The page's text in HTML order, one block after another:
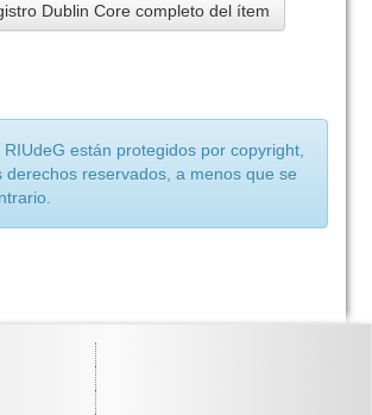
Dublin Core completo del ítem
están protegidos por copyright,
derechos reservados, a menos que se